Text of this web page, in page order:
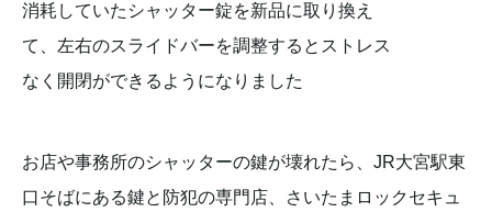
消耗していたシャッター錠を新品に取り換え
て、左右のスライドバーを調整するとストレス
なく開閉ができるようになりました
お店や事務所のシャッターの鍵が壊れたら、JR大宮駅東
口そばにある鍵と防犯の専門店、さいたまロックセキュ